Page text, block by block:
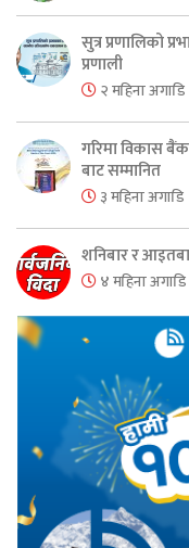
सुत्र प्रणालिको
प्रणाली
२ महिना अगाडि
गरिमा विकास
बाट सम्मानित
३ महिना अगाडि
शनिबार र
४ महिना अगाडि